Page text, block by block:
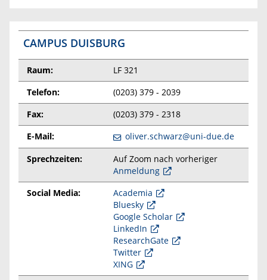
CAMPUS DUISBURG
Raum:
LF 321
Telefon:
(0203) 379 - 2039
Fax:
(0203) 379 - 2318
E-Mail:
oliver.schwarz@uni-due.de
Sprechzeiten:
Auf Zoom nach vorheriger
Anmeldung
Social Media:
Academia
Bluesky
Google Scholar
LinkedIn
ResearchGate
Twitter
XING